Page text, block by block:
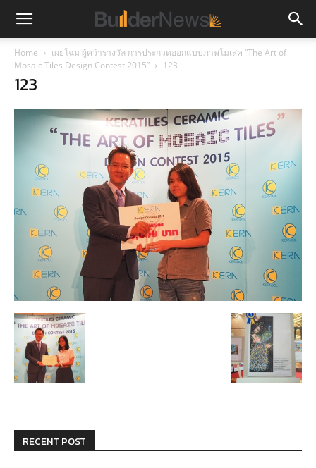
Home
เผยโฉม ผู้คว้ารางวัล การประกวดออกแบบภาพโมเสค “The Art of
Mosaic Tiles Design Contest 2015”
123
123
RECENT POST